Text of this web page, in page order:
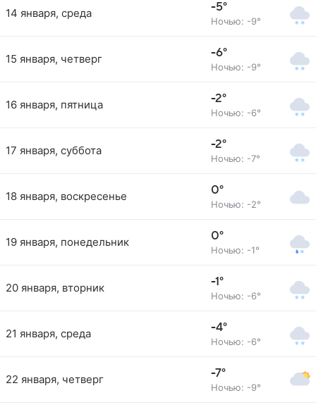
14 января, среда -5°
Ночью: -9°
15 января, четверг -6°
Ночью: -9°
16 января, пятница -2°
Ночью: -6°
17 января, суббота -2°
Ночью: -7°
18 января, воскресенье 0°
Ночью: -2°
19 января, понедельник 0°
Ночью: -1°
20 января, вторник -1°
Ночью: -6°
21 января, среда -4°
Ночью: -6°
22 января, четверг -7°
Ночью: -9°